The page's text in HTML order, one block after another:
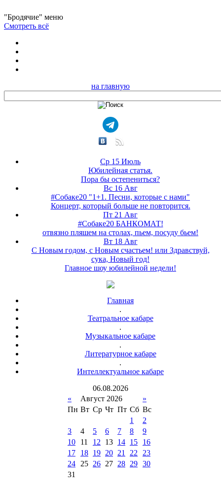
"Бродячие" меню
Смотреть всё
на главную
Ср 15 Июль
Юбилейная статья.
Пора бы остепениться?
Вс 16 Авг
#Собаке20 "1+1. Песни, которые с нами"
Концерт, который больше не повторится.
Пт 21 Авг
#Собаке20 БАНКОМАТ!
отвязно пляшем на столах, пьем, посуду бьем!
Вт 18 Авг
С Новым годом, с Новым счастьем! или Здравствуй,
сука, Новый год!
Главное шоу юбилейной недели!
Главная
.
Театральное кабаре
.
Музыкальное кабаре
.
Литературное кабаре
.
Интеллектуальное кабаре
06.08.2026
«
Август 2026
»
Пн Вт Ср Чт Пт Сб Вс
1
2
3
4 5 6 7 8
9
10
11 12 13 14 15
16
17
18 19 20 21 22
23
24
25 26 27 28 29 30
31